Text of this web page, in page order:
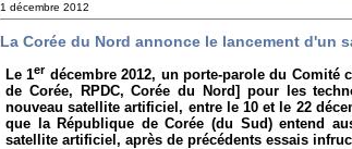
1 décembre 2012
La Corée du Nord annonce le lancement d'un
Le 1erdécembre 2012, un porte-parole du Comité
de Corée, RPDC, Corée du Nord] pour les
nouveau satellite artificiel, entre le 10 et le 22
que la République de Corée (du Sud) entend
satellite artificiel, après de précédents essais